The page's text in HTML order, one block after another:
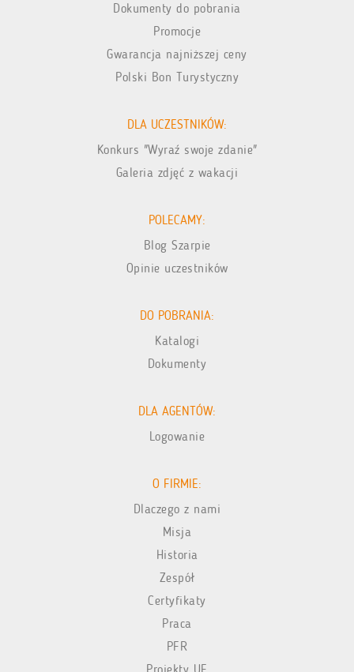
Dokumenty do pobrania
Promocje
Gwarancja najniższej ceny
Polski Bon Turystyczny
DLA UCZESTNIKÓW:
Konkurs "Wyraź swoje zdanie"
Galeria zdjęć z wakacji
POLECAMY:
Blog Szarpie
Opinie uczestników
DO POBRANIA:
Katalogi
Dokumenty
DLA AGENTÓW:
Logowanie
O FIRMIE:
Dlaczego z nami
Misja
Historia
Zespół
Certyfikaty
Praca
PFR